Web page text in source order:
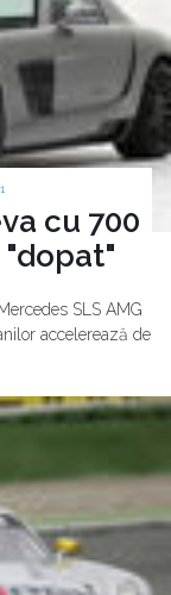
cu 700
"dopat"
SLS AMG
accelerează de